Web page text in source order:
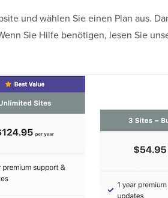
und wählen Sie einen Plan aus.
Sie Hilfe benötigen, lesen Sie